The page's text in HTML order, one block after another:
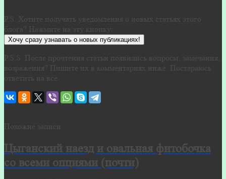
P.S. Хотите получать уведомления о новых статьях этого
блога? Нажмите на эту кнопку:
Хочу сразу узнавать о новых публикациях!
P.S.S. После прочтения статьи появились вопросы, замечания,
возражения? Пишите их в комментариях ниже. Постараюсь
ответить на все.
Похожие записи
Цыганский наезд и овальная фитобочка
со всеми опциями (почти)